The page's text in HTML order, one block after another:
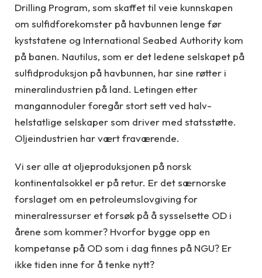
Drilling Program, som skaffet til veie kunnskapen
om sulfidforekomster på havbunnen lenge før
kyststatene og International Seabed Authority kom
på banen. Nautilus, som er det ledene selskapet på
sulfidproduksjon på havbunnen, har sine røtter i
mineralindustrien på land. Letingen etter
mangannoduler foregår stort sett ved halv-
helstatlige selskaper som driver med statsstøtte.
Oljeindustrien har vært fraværende.
Vi ser alle at oljeproduksjonen på norsk
kontinentalsokkel er på retur. Er det særnorske
forslaget om en petroleumslovgiving for
mineralressurser et forsøk på å sysselsette OD i
årene som kommer? Hvorfor bygge opp en
kompetanse på OD som i dag finnes på NGU? Er
ikke tiden inne for å tenke nytt?